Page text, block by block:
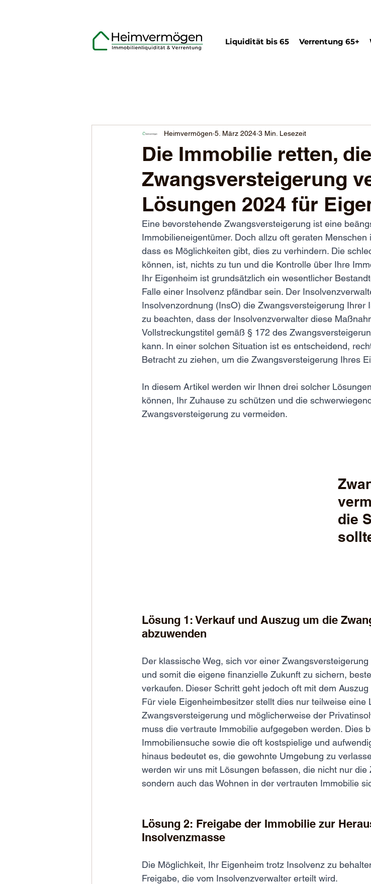
Liquidität bis 65 Verrentung 65+
Die Immobilie retten, die
Zwangsversteigerung
Lösungen 2024 für
Heimvermögen 5. März 2024 3 Min. Lesezeit
Eine bevorstehende Zwangsversteigerung ist eine
Immobilieneigentümer. Doch allzu oft geraten
dass es Möglichkeiten gibt, dies zu verhindern. Die
können, ist, nichts zu tun und die Kontrolle über Ihre
Ihr Eigenheim ist grundsätzlich ein wesentlicher
Falle einer Insolvenz pfändbar sein. Der
Insolvenzordnung (InsO) die Zwangsversteigerung Ihrer
zu beachten, dass der Insolvenzverwalter diese
Vollstreckungstitel gemäß § 172 des
kann. In einer solchen Situation ist es entscheidend,
Betracht zu ziehen, um die Zwangsversteigerung Ihres
In diesem Artikel werden wir Ihnen drei solcher
können, Ihr Zuhause zu schützen und die
Zwangsversteigerung zu vermeiden.
die
Lösung 1: Verkauf und Auszug um die
abzuwenden
Der klassische Weg, sich vor einer
und somit die eigene finanzielle Zukunft zu sichern,
verkaufen. Dieser Schritt geht jedoch oft mit dem
Für viele Eigenheimbesitzer stellt dies nur teilweise eine
Zwangsversteigerung und möglicherweise der
muss die vertraute Immobilie aufgegeben werden. Dies
Immobiliensuche sowie die oft kostspielige und
hinaus bedeutet es, die gewohnte Umgebung zu
werden wir uns mit Lösungen befassen, die nicht nur
sondern auch das Wohnen in der vertrauten Immobilie
Lösung 2: Freigabe der Immobilie zur
Insolvenzmasse
Die Möglichkeit, Ihr Eigenheim trotz Insolvenz zu
Freigabe, die vom Insolvenzverwalter erteilt wird.